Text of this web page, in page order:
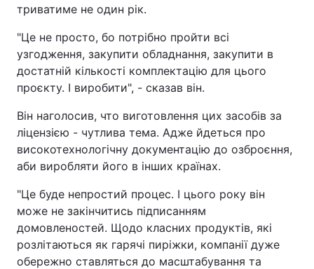
триватиме не один рік.
"Це не просто, бо потрібно пройти всі
узгодження, закупити обладнання, закупити в
достатній кількості комплектацію для цього
проєкту. І виробити", - сказав він.
Він наголосив, что виготовлення цих засобів за
ліцензією - чутлива тема. Адже йдеться про
високотехнологічну документацію до озброєння,
аби виробляти його в інших країнах.
"Це буде непростий процес. І цього року він
може не закінчитись підписанням
домовленостей. Щодо класних продуктів, які
розлітаються як гарячі пиріжки, компанії дуже
обережно ставляться до масштабування та